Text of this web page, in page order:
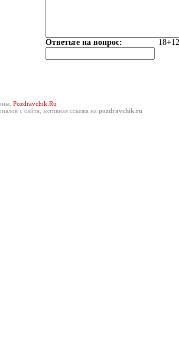
Ответьте на вопрос:
Pozdravchik.Ru
с сайта, активная ссылка на pozdravchik.ru